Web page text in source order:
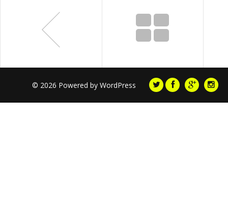
© 2026 Powered byWordPress